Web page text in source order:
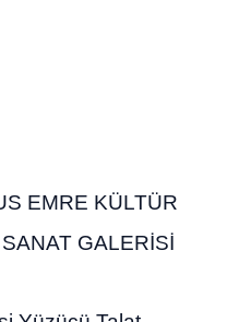
EMRE KÜLTÜR
GALERİSİ